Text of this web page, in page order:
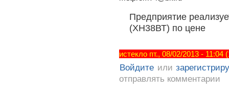
Предприятие
(ХН38ВТ) по цене
истекло пт., 08/02/2013 -
Войдите или
отправлять комментарии